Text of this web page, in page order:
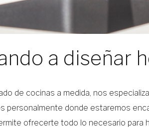
a diseñar
de cocinas a medida, nos
personalmente donde estaremos
ofrecerte todo lo necesario para